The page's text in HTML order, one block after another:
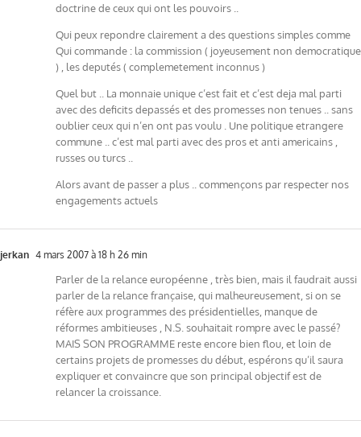
doctrine de ceux qui ont les pouvoirs ..
Qui peux repondre clairement a des questions simples comme
Qui commande : la commission ( joyeusement non democratique
) , les deputés ( complemetement inconnus )
Quel but .. La monnaie unique c’est fait et c’est deja mal parti
avec des deficits depassés et des promesses non tenues .. sans
oublier ceux qui n’en ont pas voulu . Une politique etrangere
commune .. c’est mal parti avec des pros et anti americains ,
russes ou turcs ..
Alors avant de passer a plus .. commençons par respecter nos
engagements actuels
jerkan 4 mars 2007 à 18 h 26 min
Parler de la relance européenne , très bien, mais il faudrait aussi
parler de la relance française, qui malheureusement, si on se
réfère aux programmes des présidentielles, manque de
réformes ambitieuses , N.S. souhaitait rompre avec le passé?
MAIS SON PROGRAMME reste encore bien flou, et loin de
certains projets de promesses du début, espérons qu’il saura
expliquer et convaincre que son principal objectif est de
relancer la croissance.